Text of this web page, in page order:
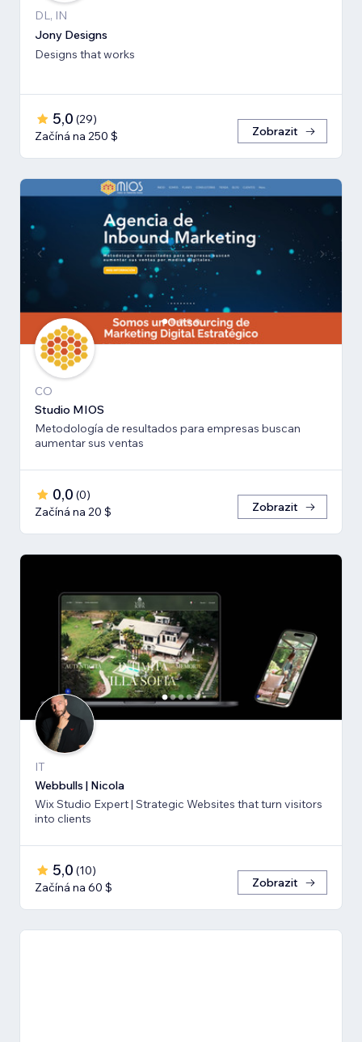
DL, IN
Jony Designs
Designs that works
5,0 (29)
Začíná na 250 $
Zobrazit
CO
Studio MIOS
Metodología de resultados para empresas buscan
aumentar sus ventas
0,0 (0)
Začíná na 20 $
Zobrazit
IT
Webbulls | Nicola
Wix Studio Expert | Strategic Websites that turn visitors
into clients
5,0 (10)
Začíná na 60 $
Zobrazit